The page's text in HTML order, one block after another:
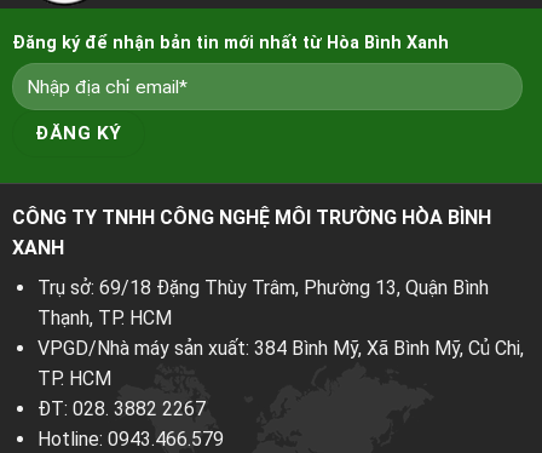
Đăng ký để nhận bản tin mới nhất từ Hòa Bình Xanh
CÔNG TY TNHH CÔNG NGHỆ MÔI TRƯỜNG HÒA BÌNH
XANH
Trụ sở: 69/18 Đặng Thùy Trâm, Phường 13, Quận Bình
Thạnh, TP. HCM
VPGD/Nhà máy sản xuất: 384 Bình Mỹ, Xã Bình Mỹ, Củ Chi,
TP. HCM
ĐT: 028. 3882 2267
Hotline: 0943.466.579